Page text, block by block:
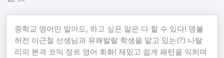
중학교 영어만 알아도, 하고 싶은 말은 다 할 수 있다! 명불
허전 이근철 선생님과 유쾌발랄 학생을 맡고 있는(?) 나탈
리의 본격 코믹 장르 영어 회화! 재밌고 쉽게 패턴을 익히며